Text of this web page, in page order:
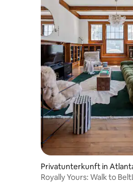
Privatunterkunft in
Royally Yours: Walk to